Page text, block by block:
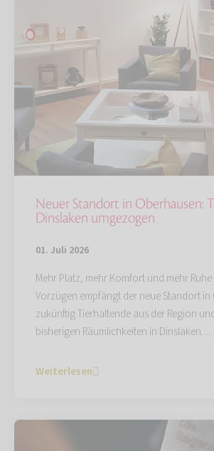
Neuer Standort in Oberhausen:
Dinslaken umgezogen
01. Juli 2026
Mehr Platz, mehr Komfort und mehr Ruhe
Vorzügen empfängt der neue Standort in
zukünftig Tierhaltende aus der Region
bisherigen Räumlichkeiten in Dinslaken…
Weiterlesen